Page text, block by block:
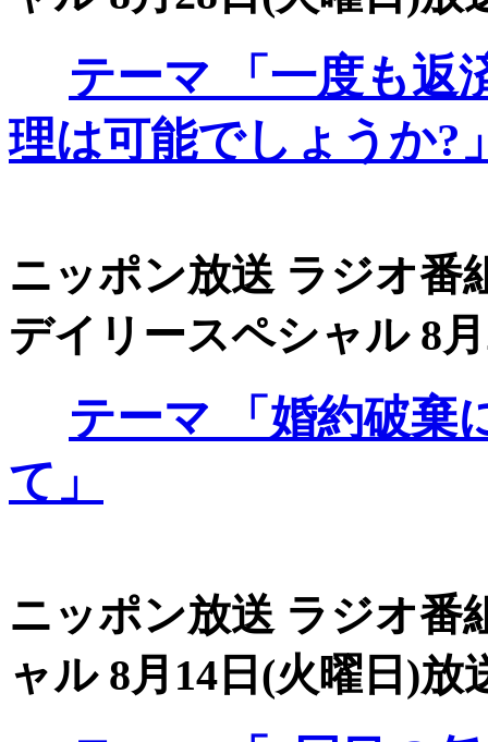
テーマ 「一度も返
理は可能でしょうか?
ニッポン放送 ラジオ番
デイリースペシャル 8
テーマ 「婚約破棄
て」
ニッポン放送 ラジオ番
ャル 8月14日(火曜日)放